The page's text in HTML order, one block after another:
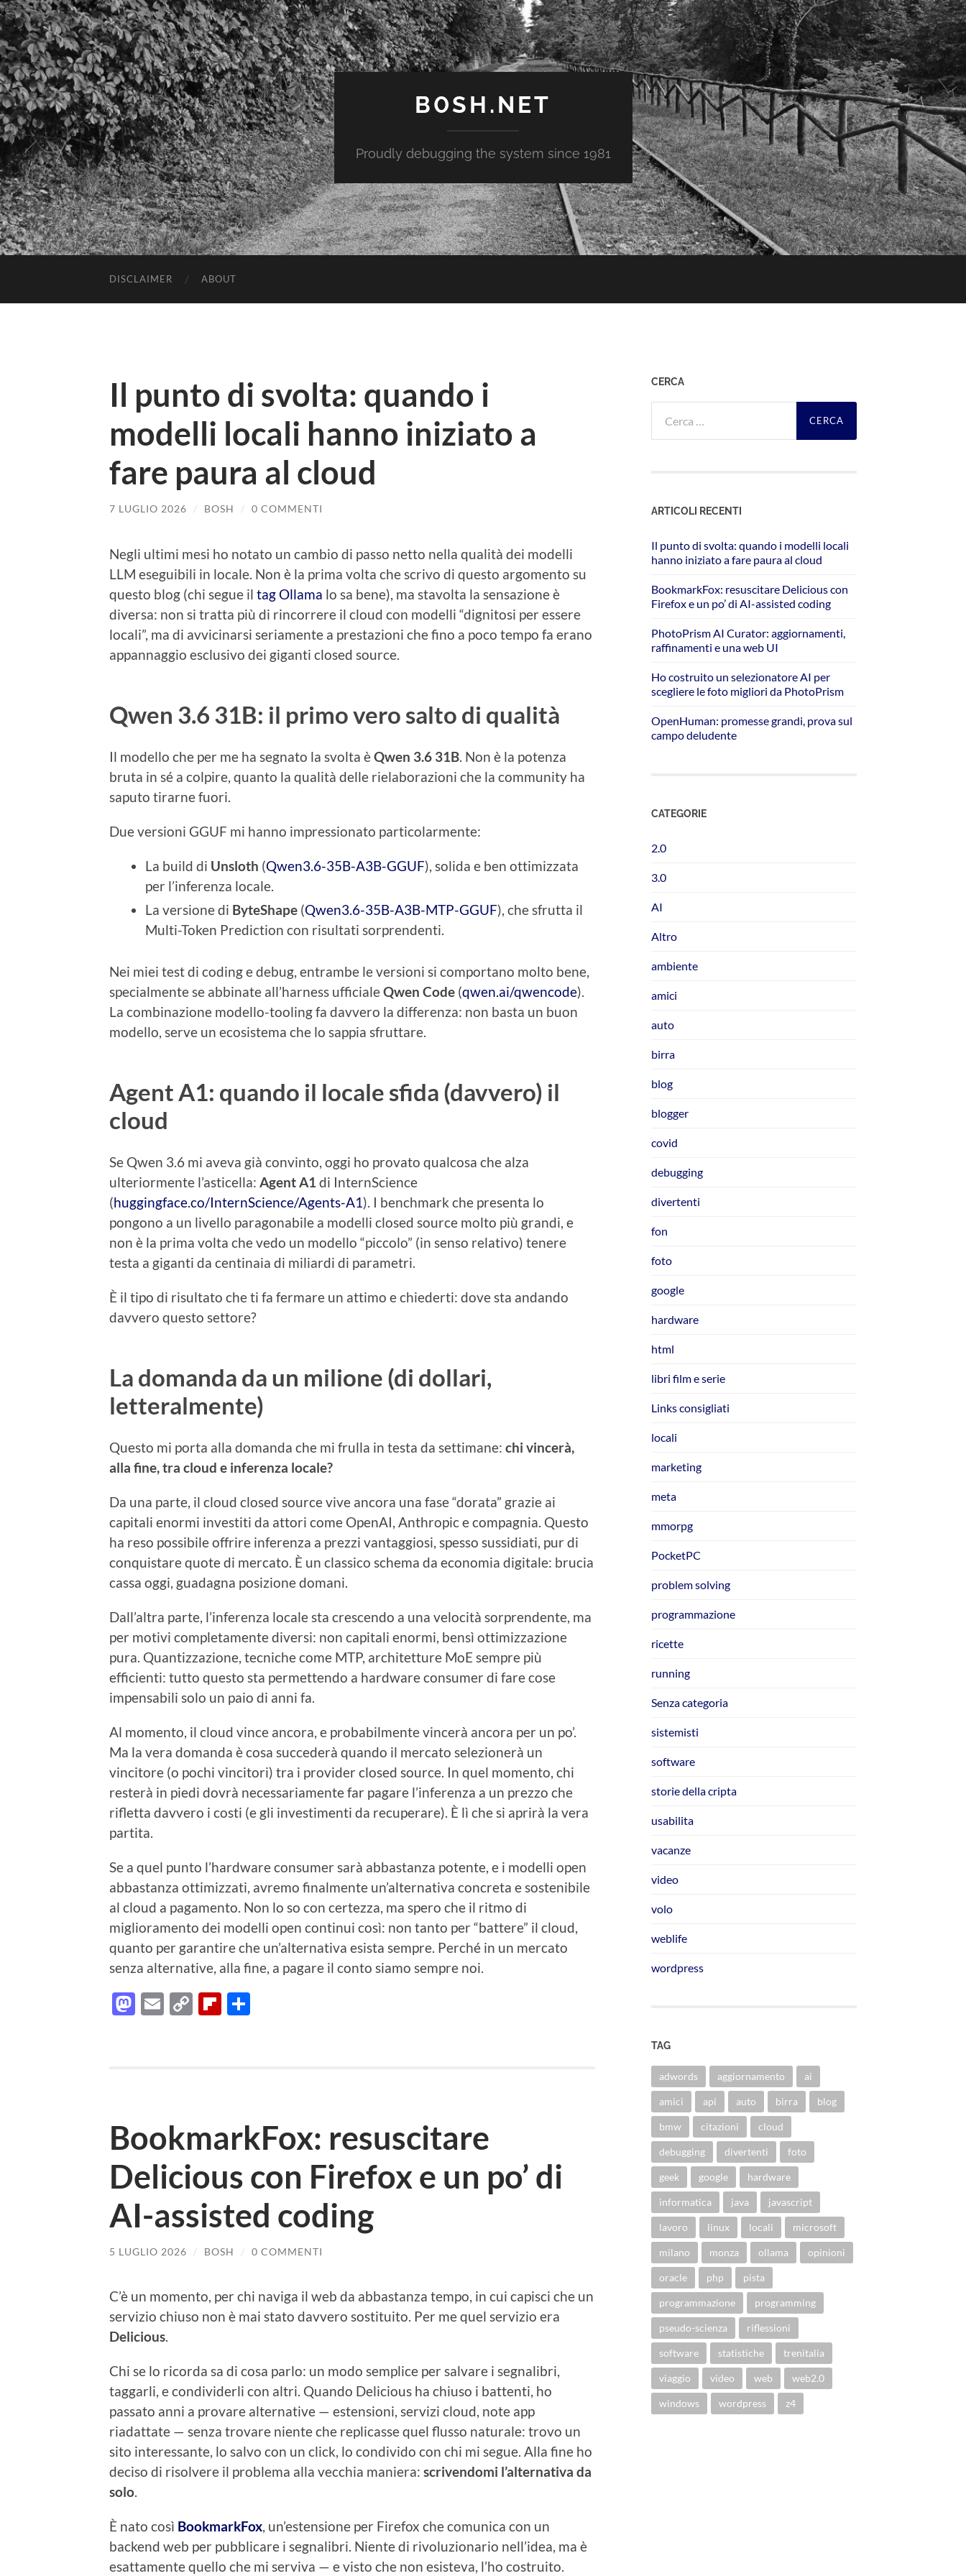
B0SH.NET
Proudly debugging the system since 1981
DISCLAIMER ABOUT
Il punto di svolta: quando i
modelli locali hanno iniziato a
fare paura al cloud
7 LUGLIO 2026 / BOSH / 0 COMMENTI
Negli ultimi mesi ho notato un cambio di passo netto nella qualità dei modelli
LLM eseguibili in locale. Non è la prima volta che scrivo di questo argomento su
questo blog (chi segue il tag Ollama lo sa bene), ma stavolta la sensazione è
diversa: non si tratta più di rincorrere il cloud con modelli “dignitosi per essere
locali”, ma di avvicinarsi seriamente a prestazioni che fino a poco tempo fa erano
appannaggio esclusivo dei giganti closed source.
Qwen 3.6 31B: il primo vero salto di qualità
Il modello che per me ha segnato la svolta èQwen 3.6 31B . Non è la potenza
bruta in sé a colpire, quanto la qualità delle rielaborazioni che la community ha
saputo tirarne fuori.
Due versioni GGUF mi hanno impressionato particolarmente:
La build di Unsloth (Qwen3.6-35B-A3B-GGUF), solida e ben ottimizzata
per l’inferenza locale.
La versione di ByteShape (Qwen3.6-35B-A3B-MTP-GGUF), che sfrutta il
Multi-Token Prediction con risultati sorprendenti.
Nei miei test di coding e debug, entrambe le versioni si comportano molto bene,
specialmente se abbinate all’harness ufficialeQwen Code (qwen.ai/qwencode).
La combinazione modello-tooling fa davvero la differenza: non basta un buon
modello, serve un ecosistema che lo sappia sfruttare.
Agent A1: quando il locale sfida (davvero) il
cloud
Se Qwen 3.6 mi aveva già convinto, oggi ho provato qualcosa che alza
ulteriormente l’asticella: Agent A1 di InternScience
(huggingface.co/InternScience/Agents-A1). I benchmark che presenta lo
pongono a un livello paragonabile a modelli closed source molto più grandi, e
non è la prima volta che vedo un modello “piccolo” (in senso relativo) tenere
testa a giganti da centinaia di miliardi di parametri.
È il tipo di risultato che ti fa fermare un attimo e chiederti: dove sta andando
davvero questo settore?
La domanda da un milione (di dollari,
letteralmente)
Questo mi porta alla domanda che mi frulla in testa da settimane: chi vincerà,
alla fine, tra cloud e inferenza locale?
Da una parte, il cloud closed source vive ancora una fase “dorata” grazie ai
capitali enormi investiti da attori come OpenAI, Anthropic e compagnia. Questo
ha reso possibile offrire inferenza a prezzi vantaggiosi, spesso sussidiati, pur di
conquistare quote di mercato. È un classico schema da economia digitale: brucia
cassa oggi, guadagna posizione domani.
Dall’altra parte, l’inferenza locale sta crescendo a una velocità sorprendente, ma
per motivi completamente diversi: non capitali enormi, bensì ottimizzazione
pura. Quantizzazione, tecniche come MTP, architetture MoE sempre più
efficienti: tutto questo sta permettendo a hardware consumer di fare cose
impensabili solo un paio di anni fa.
Al momento, il cloud vince ancora, e probabilmente vincerà ancora per un po’.
Ma la vera domanda è cosa succederà quando il mercato selezionerà un
vincitore (o pochi vincitori) tra i provider closed source. In quel momento, chi
resterà in piedi dovrà necessariamente far pagare l’inferenza a un prezzo che
rifletta davvero i costi (e gli investimenti da recuperare). È lì che si aprirà la vera
partita.
Se a quel punto l’hardware consumer sarà abbastanza potente, e i modelli open
abbastanza ottimizzati, avremo finalmente un’alternativa concreta e sostenibile
al cloud a pagamento. Non lo so con certezza, ma spero che il ritmo di
miglioramento dei modelli open continui così: non tanto per “battere” il cloud,
quanto per garantire che un’alternativa esista sempre. Perché in un mercato
senza alternative, alla fine, a pagare il conto siamo sempre noi.
Mastodon
EmailCopyFlipboard
BookmarkFox: resuscitare
Delicious con Firefox e un po’ di
AI-assisted coding
5 LUGLIO 2026 / BOSH / 0 COMMENTI
C’è un momento, per chi naviga il web da abbastanza tempo, in cui capisci che un
servizio chiuso non è mai stato davvero sostituito. Per me quel servizio era
Delicious.
Chi se lo ricorda sa di cosa parlo: un modo semplice per salvare i segnalibri,
taggarli, e condividerli con altri. Quando Delicious ha chiuso i battenti, ho
passato anni a provare alternative — estensioni, servizi cloud, note app
riadattate — senza trovare niente che replicasse quel flusso naturale: trovo un
sito interessante, lo salvo con un click, lo condivido con chi mi segue. Alla fine ho
deciso di risolvere il problema alla vecchia maniera: scrivendomi l’alternativa da
solo.
È nato così BookmarkFox, un’estensione per Firefox che comunica con un
backend web per pubblicare i segnalibri. Niente di rivoluzionario nell’idea, ma è
esattamente quello che mi serviva — e visto che non esisteva, l’ho costruito.
CERCA
per:
ARTICOLI RECENTI
Il punto di svolta: quando i modelli locali
hanno iniziato a fare paura al cloud
BookmarkFox: resuscitare Delicious con
Firefox e un po’ di AI-assisted coding
PhotoPrism AI Curator: aggiornamenti,
raffinamenti e una web UI
Ho costruito un selezionatore AI per
scegliere le foto migliori da PhotoPrism
OpenHuman: promesse grandi, prova sul
campo deludente
CATEGORIE
2.0
3.0
AI
Altro
ambiente
amici
auto
birra
blog
blogger
covid
debugging
divertenti
fon
foto
google
hardware
html
libri film e serie
Links consigliati
locali
marketing
meta
mmorpg
PocketPC
problem solving
programmazione
ricette
running
Senza categoria
sistemisti
software
storie della cripta
usabilita
vacanze
video
volo
weblife
wordpress
TAG
adwords aggiornamento ai
amici api auto birra blog
bmw citazioni cloud
debugging divertenti foto
geek google hardware
informatica java javascript
lavoro linux locali microsoft
milano monza ollama opinioni
oracle php pista
programmazione programming
pseudo-scienza riflessioni
software statistiche trenitalia
viaggio video web web2.0
windows wordpress z4